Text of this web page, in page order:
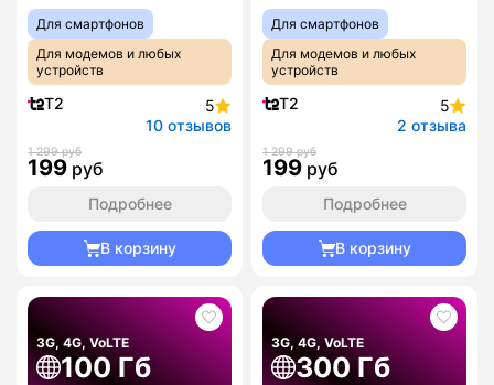
Для смартфонов
Для модемов и любых
устройств
T2
5
10 отзывов
1 299 руб
199 руб
Подробнее
В корзину
Для смартфонов
Для модемов и любых
устройств
T2
5
2 отзыва
1 299 руб
199 руб
Подробнее
В корзину
3G, 4G, VoLTE
100 Гб
3G, 4G, VoLTE
300 Гб